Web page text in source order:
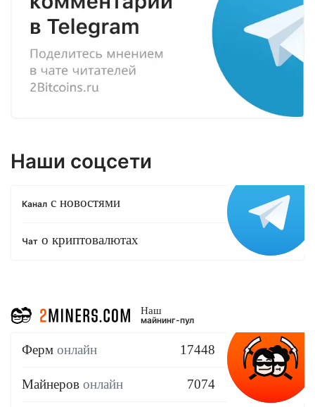
Наши соцсети
Канал с новостями
Чат о криптовалютах
Наш
майнинг-пул
Ферм онлайн 17448
Майнеров онлайн 7074